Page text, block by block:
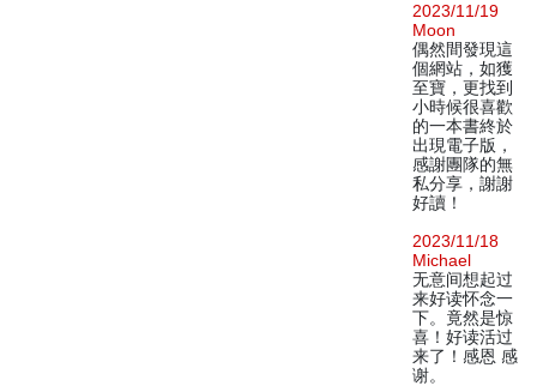
2023/11/19
Moon
偶然間發現這
個網站，如獲
至寶，更找到
小時候很喜歡
的一本書終於
出現電子版，
感謝團隊的無
私分享，謝謝
好讀！
2023/11/18
Michael
无意间想起过
来好读怀念一
下。竟然是惊
喜！好读活过
来了！感恩 感
谢。